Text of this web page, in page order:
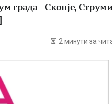
града – Скопје,
2 минути за